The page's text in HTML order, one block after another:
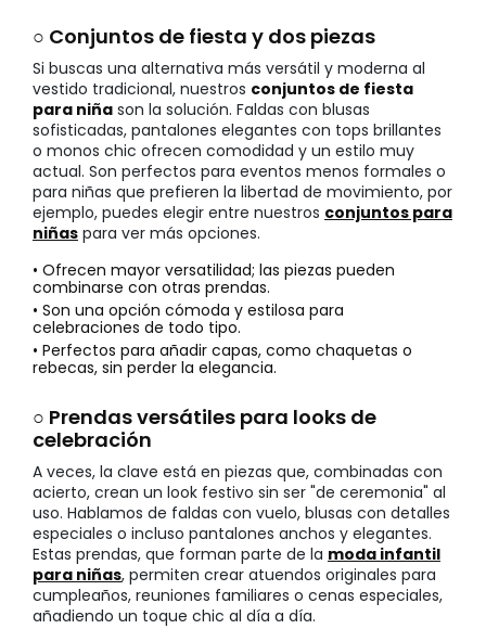
○ Conjuntos de fiesta y dos piezas
Si buscas una alternativa más versátil y moderna al
vestido tradicional, nuestros conjuntos de fiesta
para niña son la solución. Faldas con blusas
sofisticadas, pantalones elegantes con tops brillantes
o monos chic ofrecen comodidad y un estilo muy
actual. Son perfectos para eventos menos formales o
para niñas que prefieren la libertad de movimiento, por
ejemplo, puedes elegir entre nuestros conjuntos para
niñas para ver más opciones.
• Ofrecen mayor versatilidad; las piezas pueden
combinarse con otras prendas.
• Son una opción cómoda y estilosa para
celebraciones de todo tipo.
• Perfectos para añadir capas, como chaquetas o
rebecas, sin perder la elegancia.
○ Prendas versátiles para looks de
celebración
A veces, la clave está en piezas que, combinadas con
acierto, crean un look festivo sin ser "de ceremonia" al
uso. Hablamos de faldas con vuelo, blusas con detalles
especiales o incluso pantalones anchos y elegantes.
Estas prendas, que forman parte de la moda infantil
para niñas, permiten crear atuendos originales para
cumpleaños, reuniones familiares o cenas especiales,
añadiendo un toque chic al día a día.